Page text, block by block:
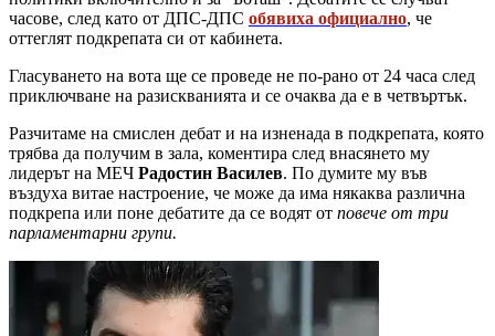
часове, след като от ДПС-ДПС обявиха официално, че
оттеглят подкрепата си от кабинета.
Гласуването на вота ще се проведе не по-рано от 24 часа след
приключване на разискванията и се очаква да е в четвъртък.
Разчитаме на смислен дебат и на изненада в подкрепата, която
трябва да получим в зала, коментира след внасянето му
лидерът на МЕЧ Радостин Василев. По думите му във
въздуха витае настроение, че може да има някаква различна
подкрепа или поне дебатите да се водят от повече от три
парламентарни групи.